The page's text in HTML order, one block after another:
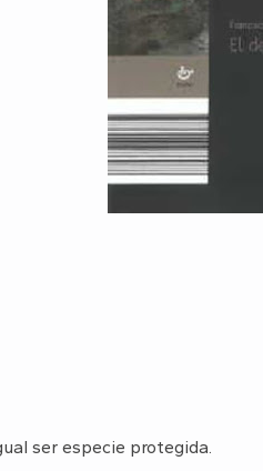
ser especie protegida.